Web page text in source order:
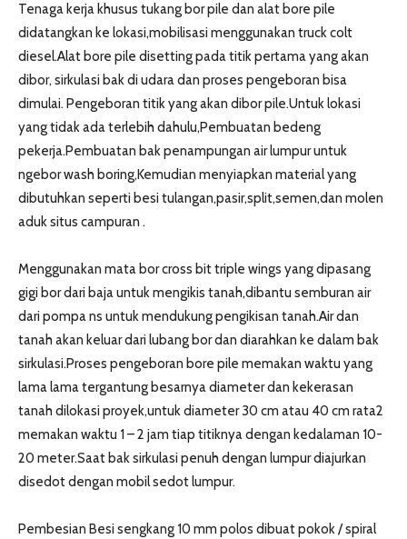
Tenaga kerja khusus tukang bor pile dan alat bore pile
didatangkan ke lokasi,mobilisasi menggunakan truck colt
diesel.Alat bore pile disetting pada titik pertama yang akan
dibor, sirkulasi bak di udara dan proses pengeboran bisa
dimulai. Pengeboran titik yang akan dibor pile.Untuk lokasi
yang tidak ada terlebih dahulu,Pembuatan bedeng
pekerja.Pembuatan bak penampungan air lumpur untuk
ngebor wash boring,Kemudian menyiapkan material yang
dibutuhkan seperti besi tulangan,pasir,split,semen,dan molen
aduk situs campuran .
Menggunakan mata bor cross bit triple wings yang dipasang
gigi bor dari baja untuk mengikis tanah,dibantu semburan air
dari pompa ns untuk mendukung pengikisan tanah.Air dan
tanah akan keluar dari lubang bor dan diarahkan ke dalam bak
sirkulasi.Proses pengeboran bore pile memakan waktu yang
lama lama tergantung besarnya diameter dan kekerasan
tanah dilokasi proyek,untuk diameter 30 cm atau 40 cm rata2
memakan waktu 1 – 2 jam tiap titiknya dengan kedalaman 10-
20 meter.Saat bak sirkulasi penuh dengan lumpur diajurkan
disedot dengan mobil sedot lumpur.
Pembesian Besi sengkang 10 mm polos dibuat pokok / spiral